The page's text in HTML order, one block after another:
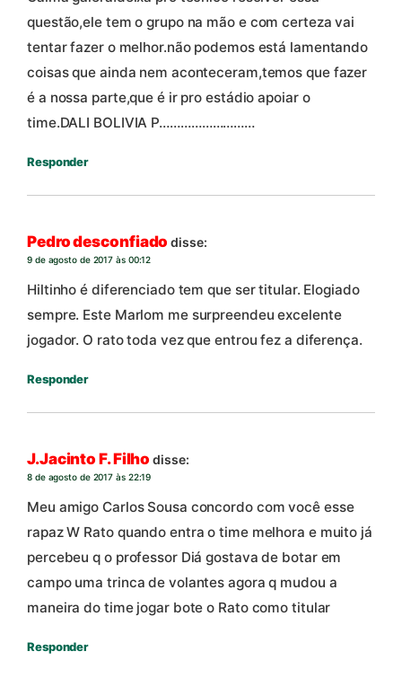
questão,ele tem o grupo na mão e com certeza vai
tentar fazer o melhor.não podemos está lamentando
coisas que ainda nem aconteceram,temos que fazer
é a nossa parte,que é ir pro estádio apoiar o
time.DALI BOLIVIA P………………………
Responder
Pedro desconfiado disse:
9 de agosto de 2017 às 00:12
Hiltinho é diferenciado tem que ser titular. Elogiado
sempre. Este Marlom me surpreendeu excelente
jogador. O rato toda vez que entrou fez a diferença.
Responder
J.Jacinto F. Filho disse:
8 de agosto de 2017 às 22:19
Meu amigo Carlos Sousa concordo com você esse
rapaz W Rato quando entra o time melhora e muito já
percebeu q o professor Diá gostava de botar em
campo uma trinca de volantes agora q mudou a
maneira do time jogar bote o Rato como titular
Responder